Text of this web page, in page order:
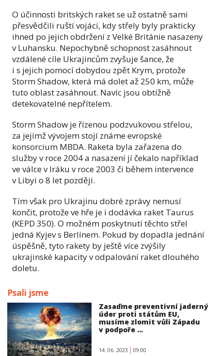
O účinnosti britských raket se už ostatně sami
přesvědčili ruští vojáci, kdy střely byly prakticky
ihned po jejich obdržení z Velké Británie nasazeny
v Luhansku. Nepochybně schopnost zasáhnout
vzdálené cíle Ukrajincům zvyšuje šance, že
i s jejich pomocí dobydou zpět Krym, protože
Storm Shadow, která má dolet až 250 km, může
tuto oblast zasáhnout. Navíc jsou obtížně
detekovatelné nepřítelem.
Storm Shadow je řízenou podzvukovou střelou,
za jejímž vývojem stojí známe evropské
konsorcium MBDA. Raketa byla zařazena do
služby v roce 2004 a nasazení jí čekalo například
ve válce v Iráku v roce 2003 či během intervence
v Libyi o 8 let později.
Tím však pro Ukrajinu dobré zprávy nemusí
končit, protože ve hře je i dodávka raket Taurus
(KEPD 350). O možném poskytnutí těchto střel
jedná Kyjev s Berlínem. Pokud by dopadla jednání
úspěšně, tyto rakety by ještě více zvýšily
ukrajinské kapacity v odpalování raket dlouhého
doletu.
Psali jsme
Zasaďme preventivní jaderný
úder proti státům EU,
musíme zlomit vůli Západu
v podpoře ...
14. 06. 2023 09:00